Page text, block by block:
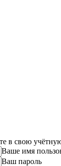
в свою
Ваше имя
Ваш пароль